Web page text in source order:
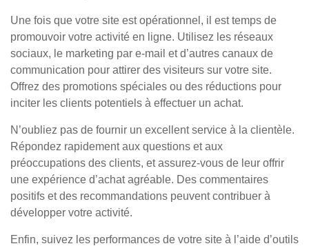
Une fois que votre site est opérationnel, il est temps de
promouvoir votre activité en ligne. Utilisez les réseaux
sociaux, le marketing par e-mail et d’autres canaux de
communication pour attirer des visiteurs sur votre site.
Offrez des promotions spéciales ou des réductions pour
inciter les clients potentiels à effectuer un achat.
N’oubliez pas de fournir un excellent service à la clientèle.
Répondez rapidement aux questions et aux
préoccupations des clients, et assurez-vous de leur offrir
une expérience d’achat agréable. Des commentaires
positifs et des recommandations peuvent contribuer à
développer votre activité.
Enfin, suivez les performances de votre site à l’aide d’outils